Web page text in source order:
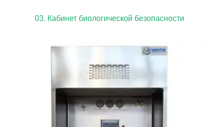
03. Кабинет биологической безопасности